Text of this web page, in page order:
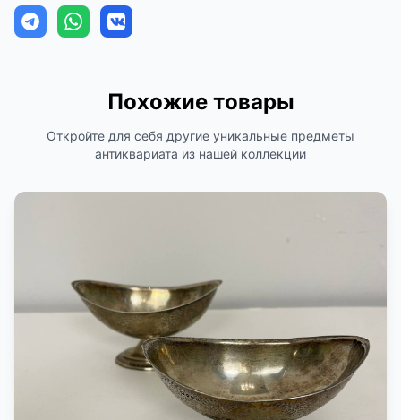
Похожие товары
Откройте для себя другие уникальные предметы
антиквариата из нашей коллекции